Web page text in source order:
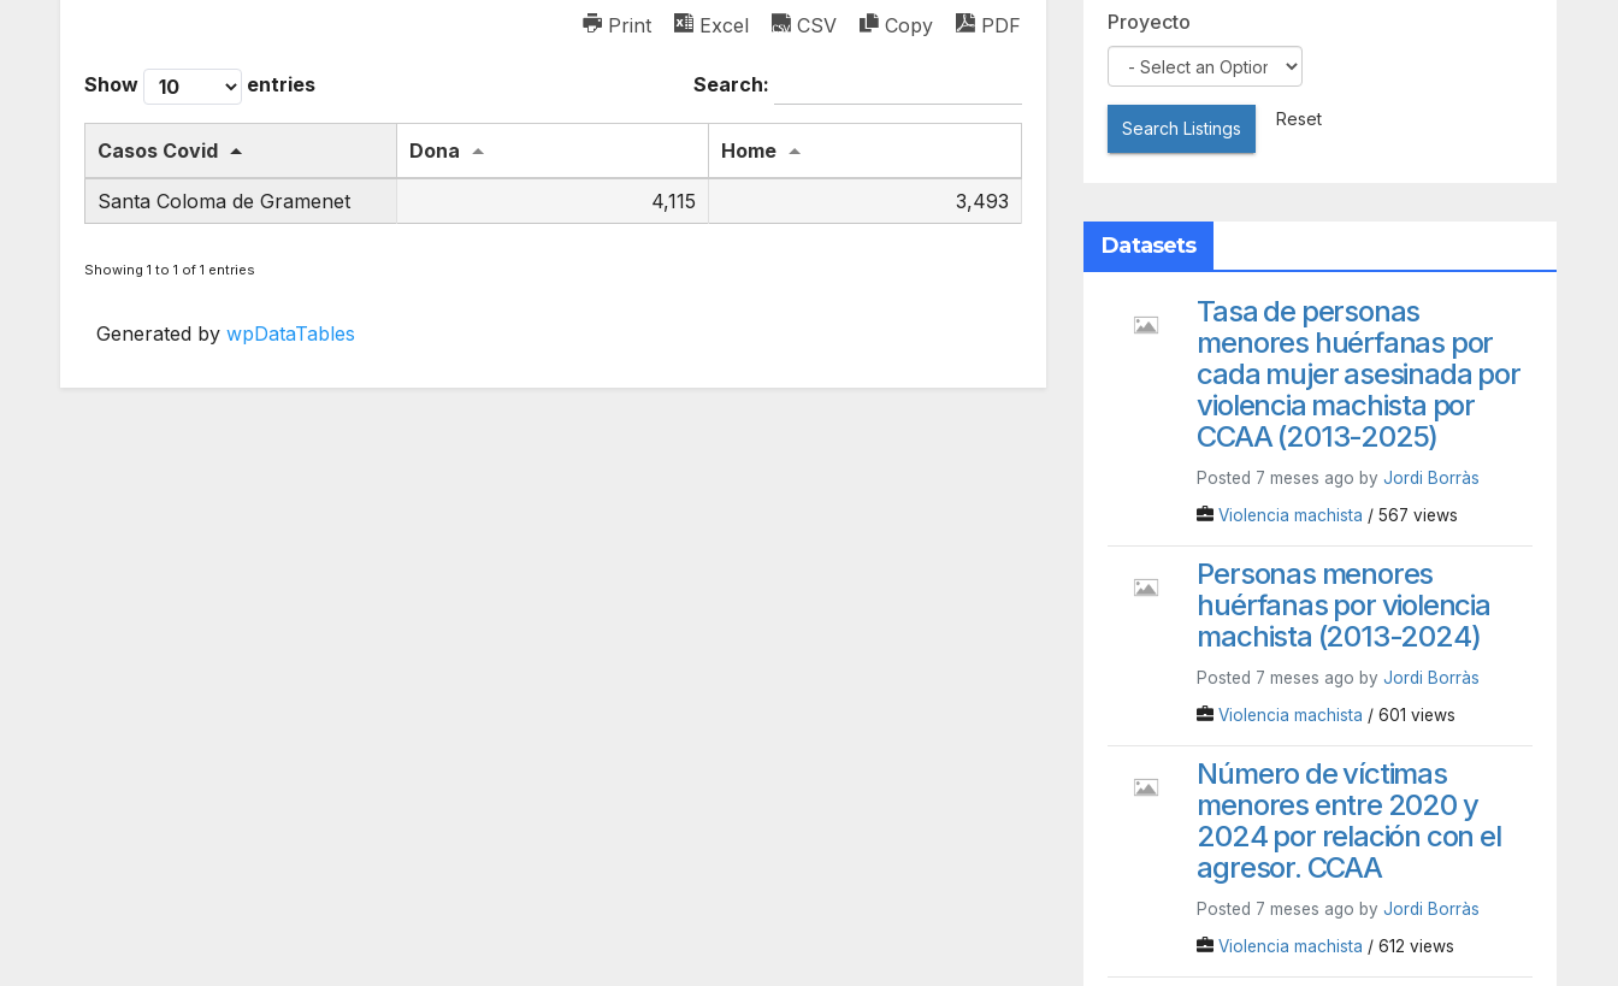
Print Excel CSV Copy PDF
Show entries Search:
Casos Covid Dona Home
Santa Coloma de Gramenet 4,115 3,493
Showing 1 to 1 of 1 entries
Generated by wpDataTables
Proyecto
Search Listings Reset
Datasets
Tasa de personas
menores huérfanas por
cada mujer asesinada por
violencia machista por
CCAA (2013-2025)
Posted 7 meses ago byJordi Borràs
Violencia machista / 567 views
Personas menores
huérfanas por violencia
machista (2013-2024)
Posted 7 meses ago byJordi Borràs
Violencia machista / 601 views
Número de víctimas
menores entre 2020 y
2024 por relación con el
agresor. CCAA
Posted 7 meses ago byJordi Borràs
Violencia machista / 612 views